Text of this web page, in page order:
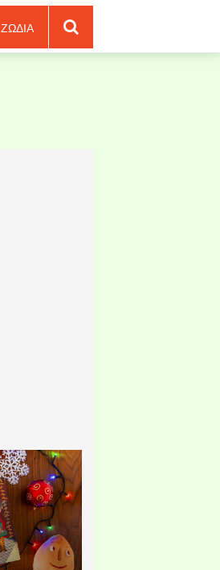
ΖΩΔΙΑ